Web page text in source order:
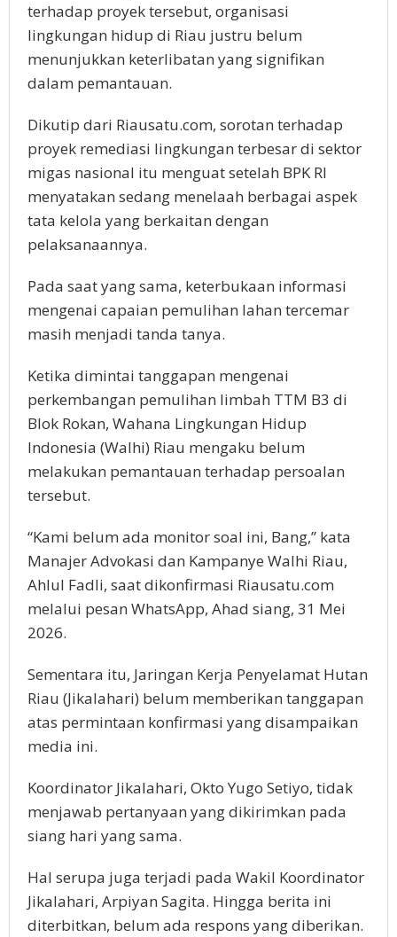
terhadap proyek tersebut, organisasi
lingkungan hidup di Riau justru belum
menunjukkan keterlibatan yang signifikan
dalam pemantauan.
Dikutip dari Riausatu.com, sorotan terhadap
proyek remediasi lingkungan terbesar di sektor
migas nasional itu menguat setelah BPK RI
menyatakan sedang menelaah berbagai aspek
tata kelola yang berkaitan dengan
pelaksanaannya.
Pada saat yang sama, keterbukaan informasi
mengenai capaian pemulihan lahan tercemar
masih menjadi tanda tanya.
Ketika dimintai tanggapan mengenai
perkembangan pemulihan limbah TTM B3 di
Blok Rokan, Wahana Lingkungan Hidup
Indonesia (Walhi) Riau mengaku belum
melakukan pemantauan terhadap persoalan
tersebut.
“Kami belum ada monitor soal ini, Bang,” kata
Manajer Advokasi dan Kampanye Walhi Riau,
Ahlul Fadli, saat dikonfirmasi Riausatu.com
melalui pesan WhatsApp, Ahad siang, 31 Mei
2026.
Sementara itu, Jaringan Kerja Penyelamat Hutan
Riau (Jikalahari) belum memberikan tanggapan
atas permintaan konfirmasi yang disampaikan
media ini.
Koordinator Jikalahari, Okto Yugo Setiyo, tidak
menjawab pertanyaan yang dikirimkan pada
siang hari yang sama.
Hal serupa juga terjadi pada Wakil Koordinator
Jikalahari, Arpiyan Sagita. Hingga berita ini
diterbitkan, belum ada respons yang diberikan.